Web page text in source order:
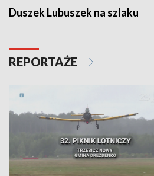
Duszek Lubuszek na szlaku
REPORTAŻE